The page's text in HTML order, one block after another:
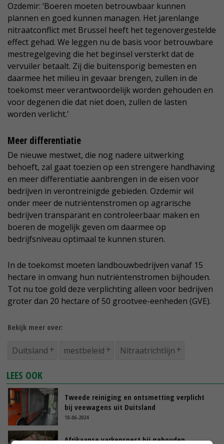
Ozdemir: ‘Boeren moeten betrouwbaar kunnen
plannen en goed kunnen managen. Het jarenlange
nitraatconflict met Brussel heeft het tegenovergestelde
effect gehad. We leggen nu de basis voor betrouwbare
mestregelgeving die het beginsel versterkt dat de
vervuiler betaalt. Zij die buitensporig bemesten en
daarmee het milieu in gevaar brengen, zullen in de
toekomst meer verantwoordelijk worden gehouden en
voor degenen die dat niet doen, zullen de lasten
worden verlicht.'
Meer differentiatie
De nieuwe mestwet, die nog nadere uitwerking
behoeft, zal gaat toezien op een strengere handhaving
en meer differentiatie aanbrengen in de eisen voor
bedrijven in verontreinigde gebieden. Ozdemir wil
onder meer de nutriëntenstromen op agrarische
bedrijven transparant en controleerbaar maken en
boeren de mogelijk geven om daarmee op
bedrijfsniveau optimaal te kunnen sturen.
In de toekomst moeten landbouwbedrijven vanaf 15
hectare in omvang hun nutriëntenstromen bijhouden.
Tot nu toe gold deze verplichting alleen voor bedrijven
groter dan 20 hectare of 50 grootvee-eenheden (GVE).
Bekijk meer over:
Duitsland mestbeleid Nitraatrichtlijn
LEES OOK
Tweede reiniging en ontsmetting verplicht
bij veewagens uit Duitsland
10-06-2024
Afrikaanse varkenspest bij gehouden